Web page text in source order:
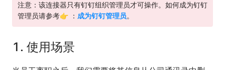
注意：该连接器只有钉钉组织管理员才可操作。如何成为钉钉
管理员请参考👉 ： 成为钉钉管理员。
1. 使用场景